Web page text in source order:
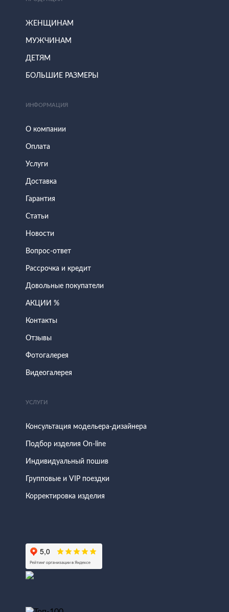
ЖЕНЩИНАМ
МУЖЧИНАМ
ДЕТЯМ
БОЛЬШИЕ РАЗМЕРЫ
ИНФОРМАЦИЯ
О компании
Оплата
Услуги
Доставка
Гарантия
Статьи
Новости
Вопрос-ответ
Рассрочка и кредит
Довольные покупатели
АКЦИИ %
Контакты
Отзывы
Фотогалерея
Видеогалерея
УСЛУГИ
Консультация модельера-дизайнера
Подбор изделия On-line
Индивидуальный пошив
Групповые и VIP поездки
Корректировка изделия